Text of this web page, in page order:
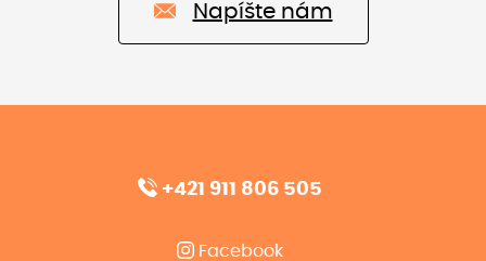
Napíšte nám
+421 911 806 505
Facebook